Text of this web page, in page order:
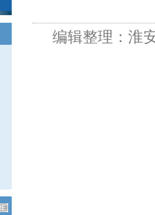
编辑整理：淮